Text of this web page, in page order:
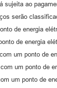
ao
serão
de energia
de energia
um ponto de
um ponto de
um ponto de